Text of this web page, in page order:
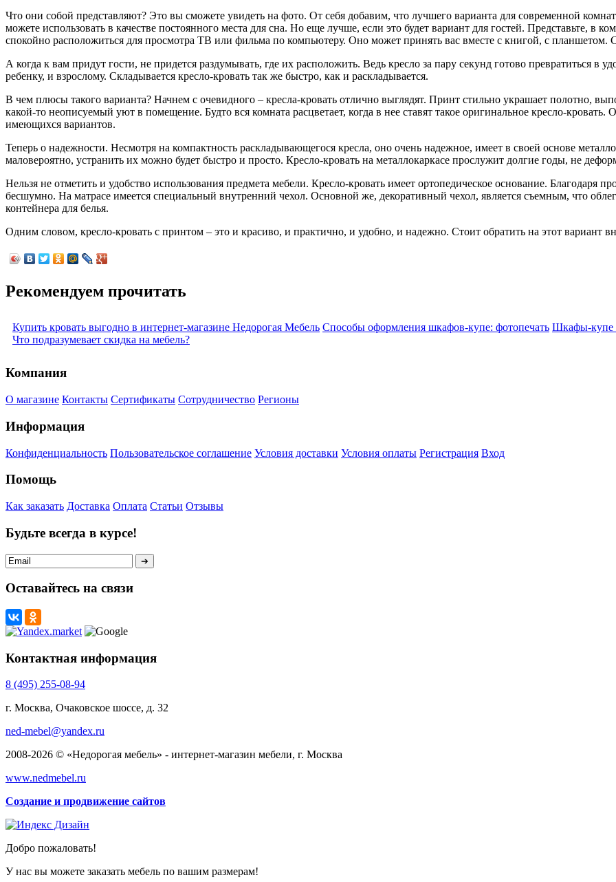
Что они собой представляют? Это вы сможете увидеть на фото. От себя добавим, что лучшего варианта для современной
можете использовать в качестве постоянного места для сна. Но еще лучше, если это будет вариант для гостей. Представьте, в
спокойно расположиться для просмотра ТВ или фильма по компьютеру. Оно может принять вас вместе с книгой, с планшетом.
А когда к вам придут гости, не придется раздумывать, где их расположить. Ведь кресло за пару секунд готово превратиться в
ребенку, и взрослому. Складывается кресло-кровать так же быстро, как и раскладывается.
В чем плюсы такого варианта? Начнем с очевидного – кресла-кровать отлично выглядят. Принт стильно украшает полотно,
какой-то неописуемый уют в помещение. Будто вся комната расцветает, когда в нее ставят такое оригинальное кресло-
имеющихся вариантов.
Теперь о надежности. Несмотря на компактность раскладывающегося кресла, оно очень надежное, имеет в своей основе
маловероятно, устранить их можно будет быстро и просто. Кресло-кровать на металлокаркасе прослужит долгие годы, не
Нельзя не отметить и удобство использования предмета мебели. Кресло-кровать имеет ортопедическое основание. Благодаря
бесшумно. На матрасе имеется специальный внутренний чехол. Основной же, декоративный чехол, является съемным, что
контейнера для белья.
Одним словом, кресло-кровать с принтом – это и красиво, и практично, и удобно, и надежно. Стоит обратить на этот вариант
Рекомендуем прочитать
Купить кровать выгодно в интернет-магазине Недорогая Мебель Способы оформления шкафов-купе: фотопечать Шкафы-купе
Что подразумевает скидка на мебель?
Компания
О магазине Контакты Сертификаты Сотрудничество Регионы
Информация
Конфиденциальность Пользовательское соглашение Условия доставки Условия оплаты Регистрация Вход
Помощь
Как заказать Доставка Оплата Статьи Отзывы
Будьте всегда в курсе!
Оставайтесь на связи
Контактная информация
8 (495) 255-08-94
г. Москва, Очаковское шоссе, д. 32
ned-mebel@yandex.ru
2008-2026 © «Недорогая мебель» - интернет-магазин мебели, г. Москва
www.nedmebel.ru
Создание и продвижение сайтов
Добро пожаловать!
У нас вы можете заказать мебель по вашим размерам!